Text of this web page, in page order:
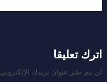
اترك تعليقا
لن يتم نشر عنوان بريدك الإلكتروني.